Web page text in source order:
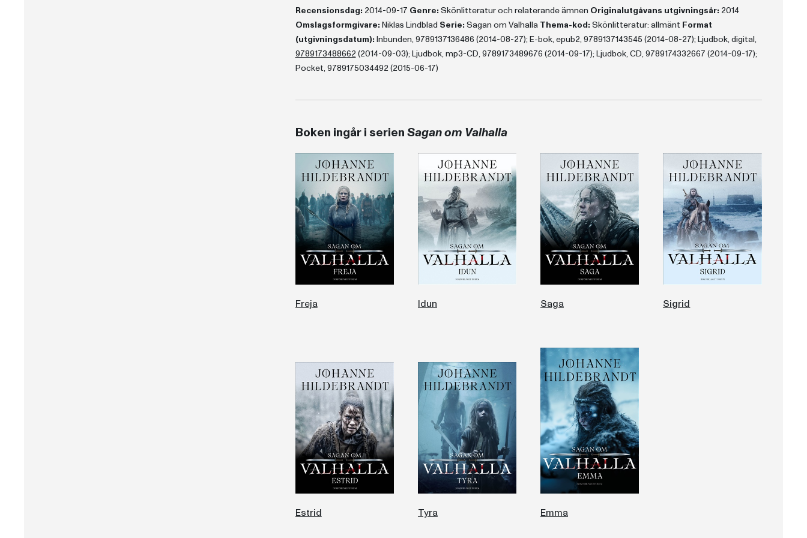
Recensionsdag: 2014-09-17 Genre: Skönlitteratur och relaterande ämnen Originalutgåvans utgivningsår: 2014
Omslagsformgivare: Niklas Lindblad Serie: Sagan om Valhalla Thema-kod: Skönlitteratur: allmänt Format
(utgivningsdatum): Inbunden, 9789137136486 (2014-08-27); E-bok, epub2, 9789137143545 (2014-08-27); Ljudbok, digital,
9789173488662 (2014-09-03); Ljudbok, mp3-CD, 9789173489676 (2014-09-17); Ljudbok, CD, 9789174332667 (2014-09-17);
Pocket, 9789175034492 (2015-06-17)
Boken ingår i serienSagan om Valhalla
Freja Idun Saga Sigrid
Estrid Tyra Emma